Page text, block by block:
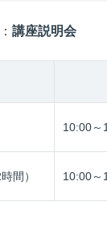
講座説明会
10:00～
間） 10:00～